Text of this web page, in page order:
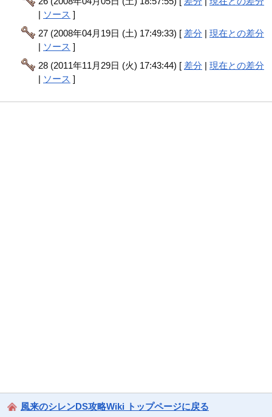
| ソース ]
27 (2008年04月19日 (土) 17:49:33) [ 差分 |現在との差分
| ソース ]
28 (2011年11月29日 (火) 17:43:44) [ 差分 |現在との差分
| ソース ]
風来のシレンDS攻略Wiki トップページに戻る